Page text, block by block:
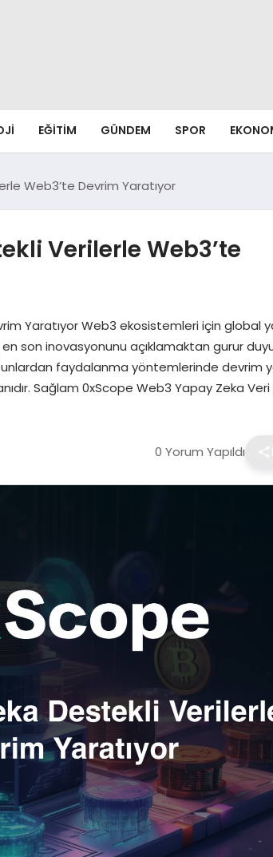
EĞITIM GÜNDEM SPOR
Web3’te Devrim Yaratıyor
Verilerle Web3’te
Yaratıyor Web3 ekosistemleri için global
en son inovasyonunu açıklamaktan gurur
faydalanma yöntemlerinde devrim
Sağlam 0xScope Web3 Yapay Zeka Veri
0 Yorum Yapıldı